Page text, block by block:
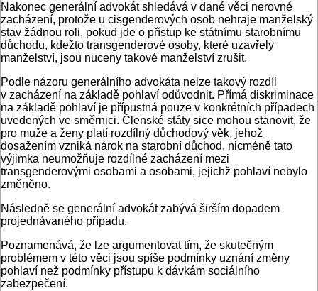
Nakonec generální advokát shledává v dané věci nerovné
zacházení, protože u cisgenderových osob nehraje manželský
stav žádnou roli, pokud jde o přístup ke státnímu starobnímu
důchodu, kdežto transgenderové osoby, které uzavřely
manželství, jsou nuceny takové manželství zrušit.
Podle názoru generálního advokáta nelze takový rozdíl
v zacházení na základě pohlaví odůvodnit. Přímá diskriminace
na základě pohlaví je přípustná pouze v konkrétních případech
uvedených ve směrnici. Členské státy sice mohou stanovit, že
pro muže a ženy platí rozdílný důchodový věk, jehož
dosažením vzniká nárok na starobní důchod, nicméně tato
výjimka neumožňuje rozdílné zacházení mezi
transgenderovými osobami a osobami, jejichž pohlaví nebylo
změněno.
Následně se generální advokát zabývá širším dopadem
projednávaného případu.
Poznamenává, že lze argumentovat tím, že skutečným
problémem v této věci jsou spíše podmínky uznání změny
pohlaví než podmínky přístupu k dávkám sociálního
zabezpečení.